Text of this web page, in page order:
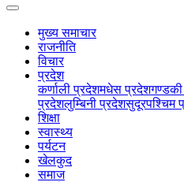
मुख्य समाचार
राजनीति
विचार
प्रदेश
कर्णाली प्रदेशमधेस प्रदेश
प्रदेशलुम्बिनी प्रदेशसुदूरपश्चिम
शिक्षा
स्वास्थ्य
पर्यटन
खेलकुद
समाज